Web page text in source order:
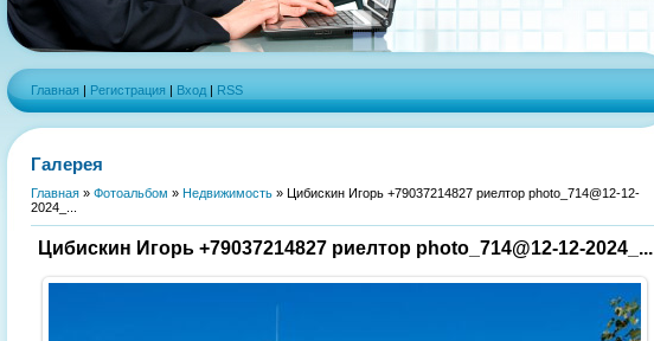
Главная | Регистрация | Вход | RSS
Галерея
Главная » Фотоальбом » Недвижимость » Цибискин Игорь +79037214827 риелтор photo_714@12-12-
2024_...
Цибискин Игорь +79037214827 риелтор photo_714@12-12-2024_...